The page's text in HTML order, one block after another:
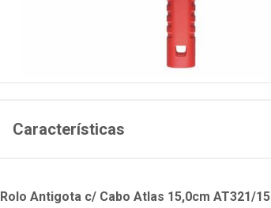
Características
Rolo Antigota c/ Cabo Atlas 15,0cm AT321/15